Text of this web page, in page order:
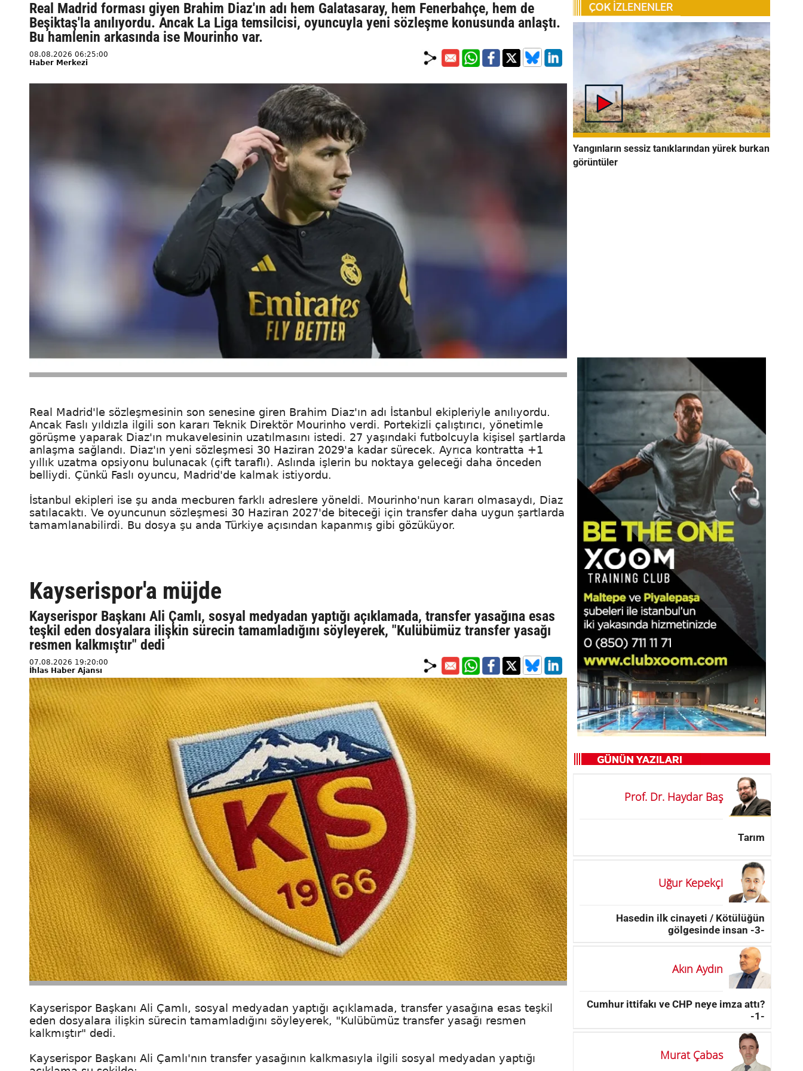
Real Madrid forması giyen Brahim Diaz'ın adı hem Galatasaray, hem Fenerbahçe, hem de
Beşiktaş'la anılıyordu. Ancak La Liga temsilcisi, oyuncuyla yeni sözleşme konusunda anlaştı.
Bu hamlenin arkasında ise Mourinho var.
08.08.2026 06:25:00
Haber Merkezi
Real Madrid'le sözleşmesinin son senesine giren Brahim Diaz'ın adı İstanbul ekipleriyle anılıyordu.
Ancak Faslı yıldızla ilgili son kararı Teknik Direktör Mourinho verdi. Portekizli çalıştırıcı, yönetimle
görüşme yaparak Diaz'ın mukavelesinin uzatılmasını istedi. 27 yaşındaki futbolcuyla kişisel şartlarda
anlaşma sağlandı. Diaz'ın yeni sözleşmesi 30 Haziran 2029'a kadar sürecek. Ayrıca kontratta +1
yıllık uzatma opsiyonu bulunacak (çift taraflı). Aslında işlerin bu noktaya geleceği daha önceden
belliydi. Çünkü Faslı oyuncu, Madrid'de kalmak istiyordu.
İstanbul ekipleri ise şu anda mecburen farklı adreslere yöneldi. Mourinho'nun kararı olmasaydı, Diaz
satılacaktı. Ve oyuncunun sözleşmesi 30 Haziran 2027'de biteceği için transfer daha uygun şartlarda
tamamlanabilirdi. Bu dosya şu anda Türkiye açısından kapanmış gibi gözüküyor.
Kayserispor'a müjde
Kayserispor Başkanı Ali Çamlı, sosyal medyadan yaptığı açıklamada, transfer yasağına esas
teşkil eden dosyalara ilişkin sürecin tamamladığını söyleyerek, "Kulübümüz transfer yasağı
resmen kalkmıştır" dedi
07.08.2026 19:20:00
İhlas Haber Ajansı
Kayserispor Başkanı Ali Çamlı, sosyal medyadan yaptığı açıklamada, transfer yasağına esas teşkil
eden dosyalara ilişkin sürecin tamamladığını söyleyerek, "Kulübümüz transfer yasağı resmen
kalkmıştır" dedi.
Kayserispor Başkanı Ali Çamlı'nın transfer yasağının kalkmasıyla ilgili sosyal medyadan yaptığı
Yangınların sessiz tanıklarından yürek burkan
görüntüler
Prof. Dr. Haydar Baş
Tarım
Uğur Kepekçi
Hasedin ilk cinayeti / Kötülüğün
gölgesinde insan -3-
Akın Aydın
Cumhur ittifakı ve CHP neye imza attı?
-1-
Murat Çabas